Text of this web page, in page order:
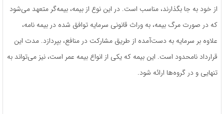
از خود به جا بگذارند، مناسب است. در این نوع از بیمه، بیمه‌گر متعهد می‌شود
که در صورت مرگ بیمه، به وراث قانونی سرمایه توافق‌ شده در بیمه نامه،
علاوه بر سرمایه به‌ دست‌آمده از طریق مشارکت در منافع، بپردازد. مدت این
قرارداد نامحدود است. این بیمه که یکی از انواع بیمه عمر است، نیز می‌تواند به
تنهایی و در گروه‌ها ارائه شود.